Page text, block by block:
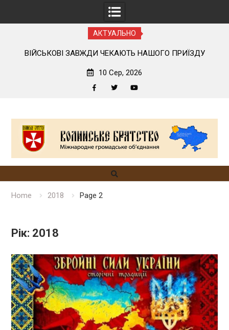
АКТУАЛЬНО
ВІЙСЬКОВІ ЗАВЖДИ ЧЕКАЮТЬ НАШОГО ПРИЇЗДУ
10 Сер, 2026
content
Home 2018 Page 2
Рік: 2018